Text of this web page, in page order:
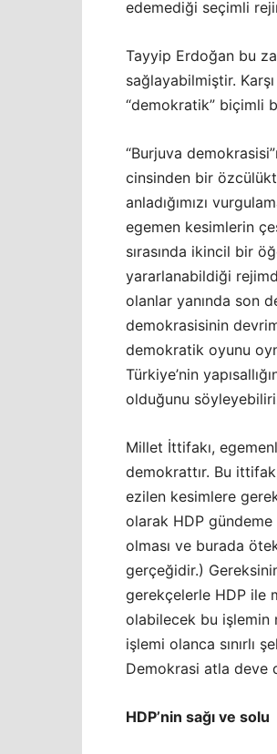
edemediği seçimli
Tayyip Erdoğan bu
sağlayabilmiştir.
“demokratik” biçimli
“Burjuva
cinsinden bir
anladığımızı
egemen kesimlerin
sırasında ikincil bir
yararlanabildiği
olanlar yanında son
demokrasisinin
demokratik oyunu
Türkiye’nin
olduğunu
Millet İttifakı,
demokrattır. Bu
ezilen kesimlere
olarak HDP
olması ve burada
gerçeğidir.)
gerekçelerle HDP ile
olabilecek bu işlemin
işlemi olanca sınırlı
Demokrasi atla deve
HDP’nin sağı ve solu